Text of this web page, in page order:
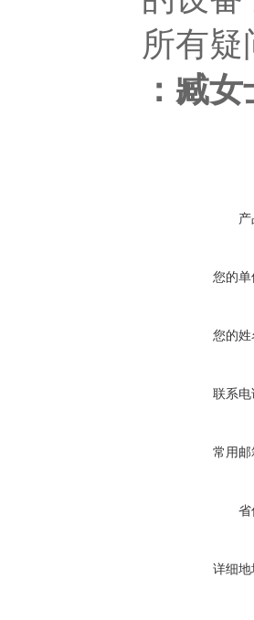
所有疑
： 臧女
您的单
您的姓
联系电
常用邮
省
详细地